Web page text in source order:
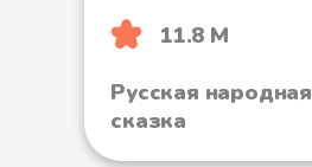
11.8 М
Русская народная
сказка